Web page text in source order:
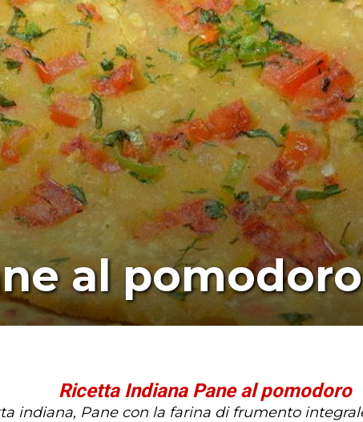
al pomodoro
Ricetta Indiana Pane al pomodoro
indiana, Pane con la farina di frumento